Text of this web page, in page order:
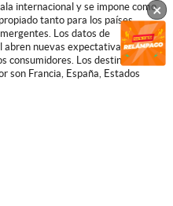
internacional y se impone como
tanto para los países
Los datos de
nuevas expectativas para
consumidores. Los destinos
son Francia, España, Estados
×